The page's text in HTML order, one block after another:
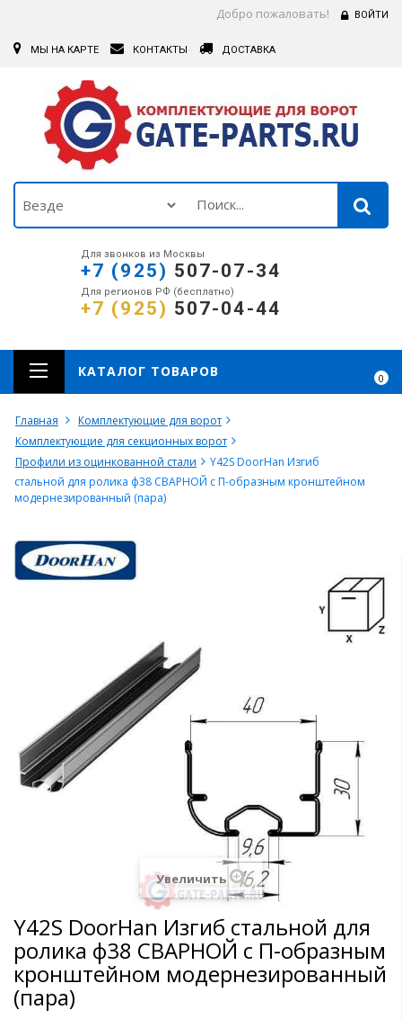
Добро пожаловать! ВОЙТИ
МЫ НА КАРТЕ КОНТАКТЫ ДОСТАВКА
Для звонков из Москвы
+7 (925) 507-07-34
Для регионов РФ (бесплатно)
+7 (925) 507-04-44
0
КАТАЛОГ ТОВАРОВ
Главная
Комплектующие для ворот
Комплектующие для секционных ворот
Профили из оцинкованной стали
Y42S DoorHan Изгиб
стальной для ролика ф38 СВАРНОЙ с П-образным кронштейном
модернезированный (пара)
Увеличить
Y42S DoorHan Изгиб стальной для
ролика ф38 СВАРНОЙ с П-образным
кронштейном модернезированный
(пара)